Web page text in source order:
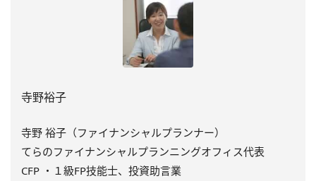
寺野裕子
寺野 裕子（ファイナンシャルプランナー）
てらのファイナンシャルプランニングオフィス代表
CFP ・１級FP技能士、投資助言業